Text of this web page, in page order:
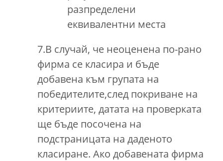
разпределени
еквивалентни места
7.В случай, че неоценена по-рано
фирма се класира и бъде
добавена към групата на
победителите,след покриване на
критериите, датата на проверката
ще бъде посочена на
подстраницата на даденото
класиране. Ако добавената фирма